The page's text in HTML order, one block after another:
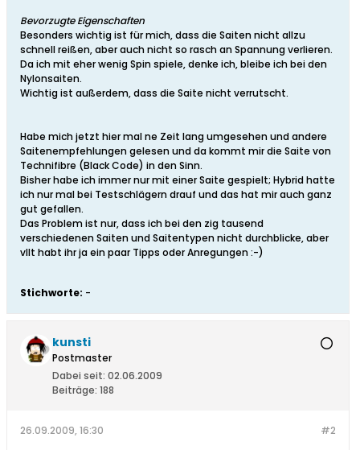
Bevorzugte Eigenschaften
Besonders wichtig ist für mich, dass die Saiten nicht allzu
schnell reißen, aber auch nicht so rasch an Spannung verlieren.
Da ich mit eher wenig Spin spiele, denke ich, bleibe ich bei den
Nylonsaiten.
Wichtig ist außerdem, dass die Saite nicht verrutscht.
Habe mich jetzt hier mal ne Zeit lang umgesehen und andere
Saitenempfehlungen gelesen und da kommt mir die Saite von
Technifibre (Black Code) in den Sinn.
Bisher habe ich immer nur mit einer Saite gespielt; Hybrid hatte
ich nur mal bei Testschlägern drauf und das hat mir auch ganz
gut gefallen.
Das Problem ist nur, dass ich bei den zig tausend
verschiedenen Saiten und Saitentypen nicht durchblicke, aber
vllt habt ihr ja ein paar Tipps oder Anregungen :-)
Stichworte: -
kunsti
Postmaster
Dabei seit: 02.06.2009
Beiträge: 188
#2
26.09.2009, 16:30